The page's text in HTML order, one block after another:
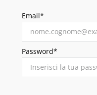
Email*
Password*